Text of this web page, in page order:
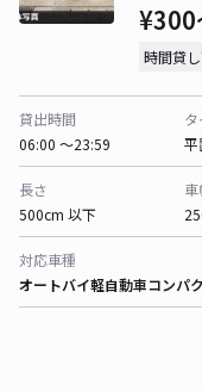
¥300
時間貸
貸出時間
06:00 〜23:59
平
長さ
500cm 以下
対応車種
オートバイ軽自動車コンパ